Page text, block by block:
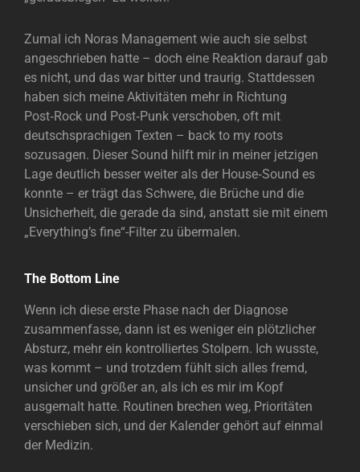
Zumal ich Noras Management wie auch sie selbst
angeschrieben hatte – doch eine Reaktion darauf gab
es nicht, und das war bitter und traurig. Stattdessen
haben sich meine Aktivitäten mehr in Richtung
Post‑Rock und Post‑Punk verschoben, oft mit
deutschsprachigen Texten – back to my roots
sozusagen. Dieser Sound hilft mir in meiner jetzigen
Lage deutlich besser weiter als der House‑Sound es
konnte – er trägt das Schwere, die Brüche und die
Unsicherheit, die gerade da sind, anstatt sie mit einem
„Everything’s fine“-Filter zu übermalen.
The Bottom Line
Wenn ich diese erste Phase nach der Diagnose
zusammenfasse, dann ist es weniger ein plötzlicher
Absturz, mehr ein kontrolliertes Stolpern. Ich wusste,
was kommt – und trotzdem fühlt sich alles fremd,
unsicher und größer an, als ich es mir im Kopf
ausgemalt hatte. Routinen brechen weg, Prioritäten
verschieben sich, und der Kalender gehört auf einmal
der Medizin.